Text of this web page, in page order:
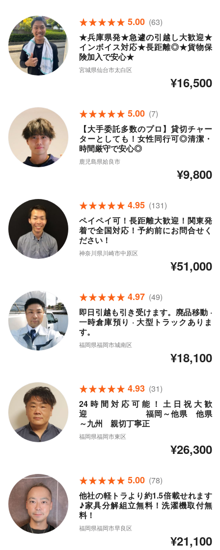
5.00 (63)
★兵庫県発★急遽の引越し大歓迎★
インボイス対応★長距離◎★貨物保
険加入で安心★
宮城県仙台市太白区
¥16,500
5.00 (7)
【大手委託多数のプロ】貸切チャー
ターとしても！女性同行可◎清潔・
時間厳守で安心◎
鹿児島県姶良市
¥9,800
4.95 (131)
ペイペイ可！長距離大歓迎！関東発
着で全国対応！予約前にお問合せく
ださい！
神奈川県川崎市中原区
¥51,000
4.97 (49)
即日引越も引き受けます。廃品移動 ·
一時倉庫預り · 大型トラックありま
す。
福岡県福岡市城南区
¥18,100
4.93 (31)
24時間対応可能！土日祝大歓
迎 福岡～他県 他県
～九州 親切丁寧正
福岡県福岡市東区
¥26,300
5.00 (78)
他社の軽トラより約1.5倍載せれます
♪家具分解組立無料！洗濯機取付無
料！
福岡県福岡市早良区
¥21,100